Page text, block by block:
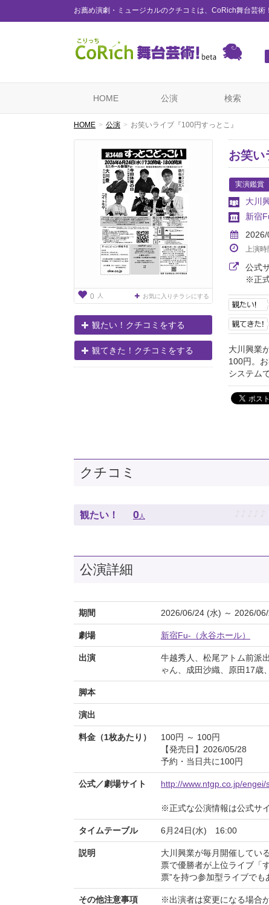
お薦め演劇・ミュージカルのクチコミは、CoRich舞台芸術！
HOME 公演 検索
HOME 公演 お笑いライブ『100円すっとこ』
0 人 お気に入りチラシにする
観たい！クチコミをする
観てきた！クチコミをする
お笑い
実演鑑賞
大川
新宿
上演時
公式
※正
大川興業
100円。
システム
クチコミ
観たい！ 0 人 ♪ ♪ ♪ ♪ ♪
公演詳細
期間 2026/06/24 (水) ～ 2026/
劇場 新宿Fu-（永谷ホール）
出演
牛越秀人、松尾アトム前派
ゃん、成田沙織、原田17歳
脚本
演出
料金（1枚あたり）
100円 ～ 100円
【発売日】2026/05/28
予約・当日共に100円
公式／劇場サイト http://www.ntgp.co.jp/
※正式な公演情報は公式サ
タイムテーブル 6月24日(水) 16:00
説明
大川興業が毎月開催してい
票で優勝者が上位ライブ「
票”を持つ参加型ライブでも
その他注意事項 ※出演者は変更になる場合